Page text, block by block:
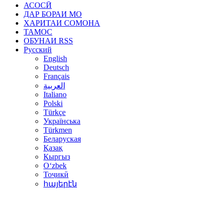
АСОСӢ
ДАР БОРАИ МО
ХАРИТАИ СОМОНА
ТАМОС
ОБУНАИ RSS
Русский
English
Deutsch
Français
العربية
Italiano
Polski
Türkçe
Українська
Türkmen
Беларуская
Қазақ
Кыргыз
Oʻzbek
Тоҷикӣ
հայերէն